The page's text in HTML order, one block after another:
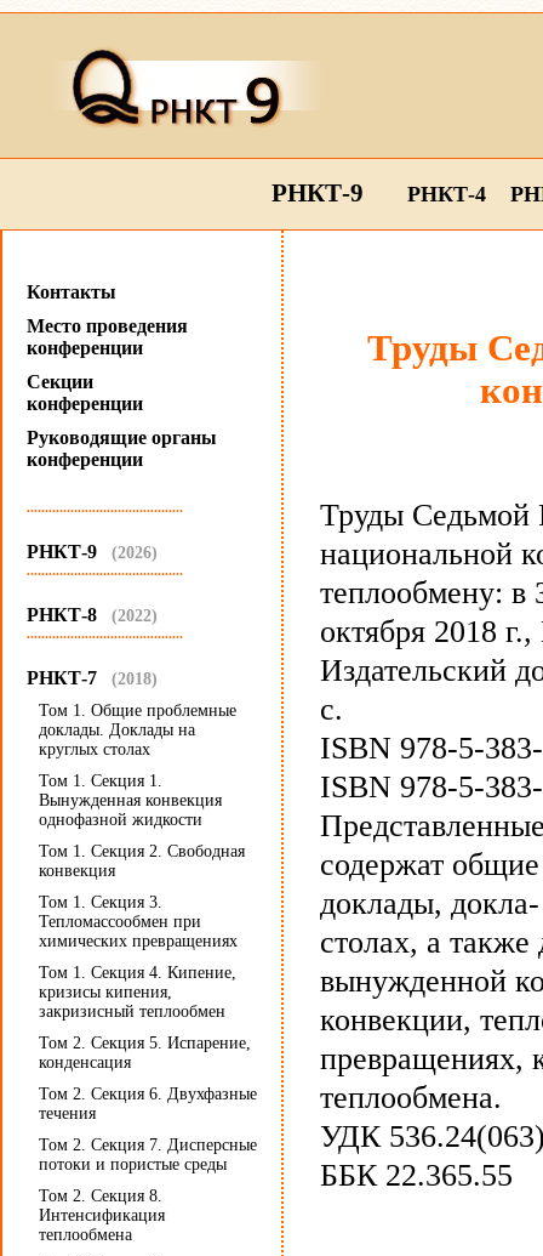
РНКТ-9 РНКТ-4
Контакты
Место проведения
конференции
Секции
конференции
Руководящие органы
конференции
...........................................
РНКТ-9 (2026)
...........................................
РНКТ-8 (2022)
...........................................
РНКТ-7 (2018)
Том 1. Общие проблемные
доклады. Доклады на
круглых столах
Том 1. Секция 1.
Вынужденная конвекция
однофазной жидкости
Том 1. Секция 2. Cвободная
конвекция
Том 1. Секция 3.
Тепломассообмен при
химических превращениях
Том 1. Секция 4. Кипение,
кризисы кипения,
закризисный теплообмен
Том 2. Секция 5. Испарение,
конденсация
Том 2. Секция 6. Двухфазные
течения
Том 2. Секция 7. Дисперсные
потоки и пористые среды
Том 2. Секция 8.
Интенсификация
теплообмена
Труды
Труды Седьмой
национальной
теплообмену:
октября 2018
Издательский
с.
ISBN 978-5-
ISBN 978-5-
содержат
доклады,
столах, а
вынужденной
конвекции,
превращениях,
теплообмена.
УДК
ББК 22.365.55